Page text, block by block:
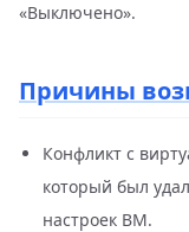
«Выключено».
Причины
Конфликт с
который был
настроек ВМ.